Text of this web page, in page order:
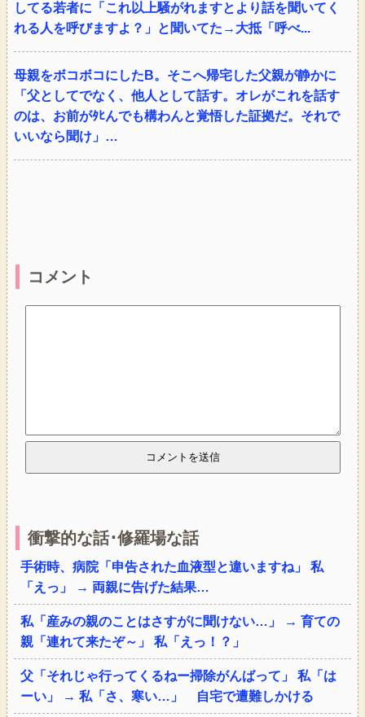
してる若者に「これ以上騒がれますとより話を聞いてく
れる人を呼びますよ？」と聞いてた→大抵「呼べ...
母親をボコボコにしたB。そこへ帰宅した父親が静かに
「父としてでなく、他人として話す。オレがこれを話す
のは、お前がﾀﾋんでも構わんと覚悟した証拠だ。それで
いいなら聞け」…
コメント
衝撃的な話･修羅場な話
手術時、病院「申告された血液型と違いますね」 私
「えっ」 → 両親に告げた結果…
私「産みの親のことはさすがに聞けない…」 → 育ての
親「連れて来たぞ～」 私「えっ！？」
父「それじゃ行ってくるねー掃除がんばって」 私「は
ーい」 → 私「さ、寒い…」 自宅で遭難しかける